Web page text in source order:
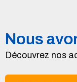
Nous
Découvrez nos